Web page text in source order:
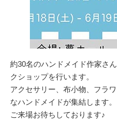
約30名のハンドメイド作家さ
クショップを行います。
アクセサリー、布小物、フラ
なハンドメイドが集結します。
ご来場お待ちしております♪